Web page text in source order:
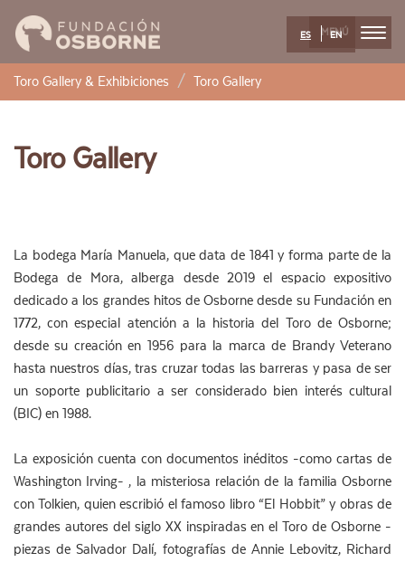
Pasar
al
principal
MENÚ
ES EN
Toro Gallery & Exhibiciones Toro Gallery
Toro Gallery
La bodega María Manuela, que data de 1841 y forma parte de la
Bodega de Mora, alberga desde 2019 el espacio expositivo
dedicado a los grandes hitos de Osborne desde su Fundación en
1772, con especial atención a la historia del Toro de Osborne;
desde su creación en 1956 para la marca de Brandy Veterano
hasta nuestros días, tras cruzar todas las barreras y pasa de ser
un soporte publicitario a ser considerado bien interés cultural
(BIC) en 1988.
La exposición cuenta con documentos inéditos -como cartas de
Washington Irving- , la misteriosa relación de la familia Osborne
con Tolkien, quien escribió el famoso libro “El Hobbit” y obras de
grandes autores del siglo XX inspiradas en el Toro de Osborne -
piezas de Salvador Dalí, fotografías de Annie Lebovitz, Richard